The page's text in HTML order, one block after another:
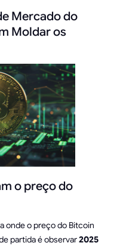
Mercado do
Moldar os
o preço do
onde o preço do Bitcoin
partida é observar2025